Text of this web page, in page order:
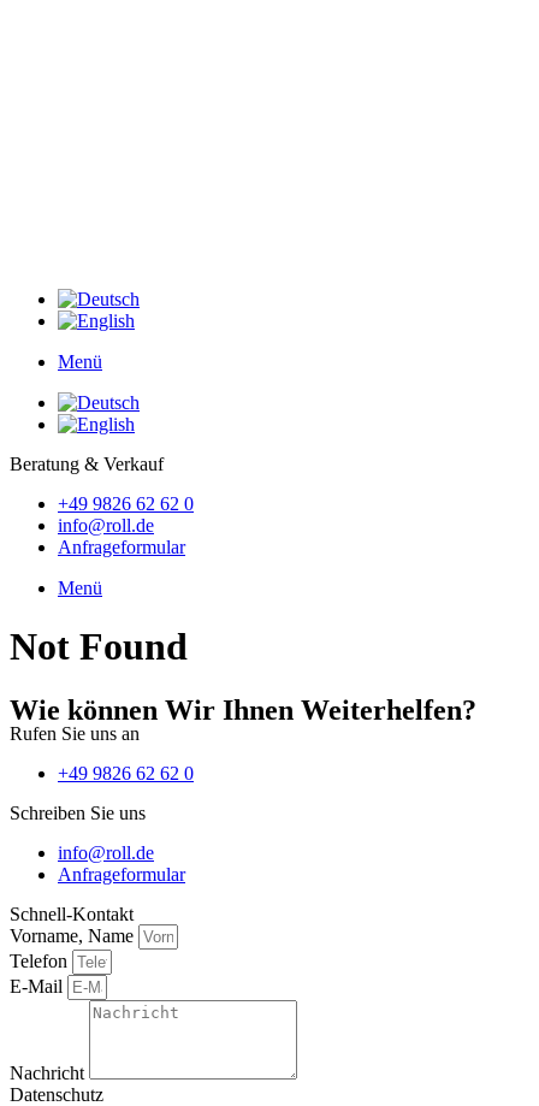
Menü
Beratung & Verkauf
+49 9826 62 62 0
info@roll.de
Anfrageformular
Menü
Not Found
Wie können Wir Ihnen Weiterhelfen?
Rufen Sie uns an
+49 9826 62 62 0
Schreiben Sie uns
info@roll.de
Anfrageformular
Schnell-Kontakt
Vorname, Name
Telefon
E-Mail
Nachricht
Datenschutz